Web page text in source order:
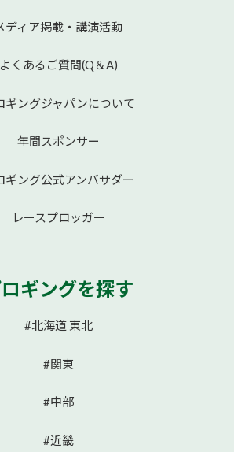
ディア掲載・講演活動
よくあるご質問(Q＆A)
ギングジャパンについて
年間スポンサー
ギング公式アンバサダー
レースプロッガー
ギングを探す
#北海道 東北
#関東
#中部
#近畿